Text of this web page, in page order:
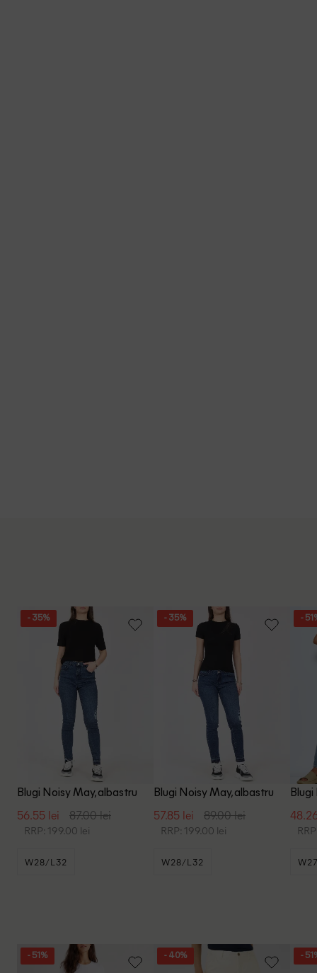
- 35%
Blugi Noisy May, albastru
56.55 lei 87.00 lei
RRP: 199.00 lei
W28/L32
- 35%
Blugi Noisy May, albastru
57.85 lei 89.00 lei
RRP: 199.00 lei
W28/L32
-
- 51% - 40% -